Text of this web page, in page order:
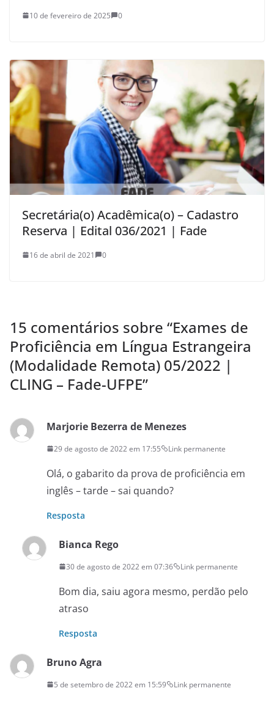
10 de fevereiro de 2025 0
Secretária(o) Acadêmica(o) – Cadastro
Reserva | Edital 036/2021 | Fade
16 de abril de 2021 0
15 comentários sobre “Exames de
Proficiência em Língua Estrangeira
(Modalidade Remota) 05/2022 |
CLING – Fade-UFPE”
Marjorie Bezerra de Menezes
29 de agosto de 2022 em 17:55 Link permanente
Olá, o gabarito da prova de proficiência em
inglês – tarde – sai quando?
Resposta
Bianca Rego
30 de agosto de 2022 em 07:36 Link permanente
Bom dia, saiu agora mesmo, perdão pelo
atraso
Resposta
Bruno Agra
5 de setembro de 2022 em 15:59 Link permanente